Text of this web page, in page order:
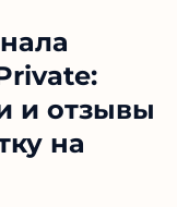
и отзывы
на